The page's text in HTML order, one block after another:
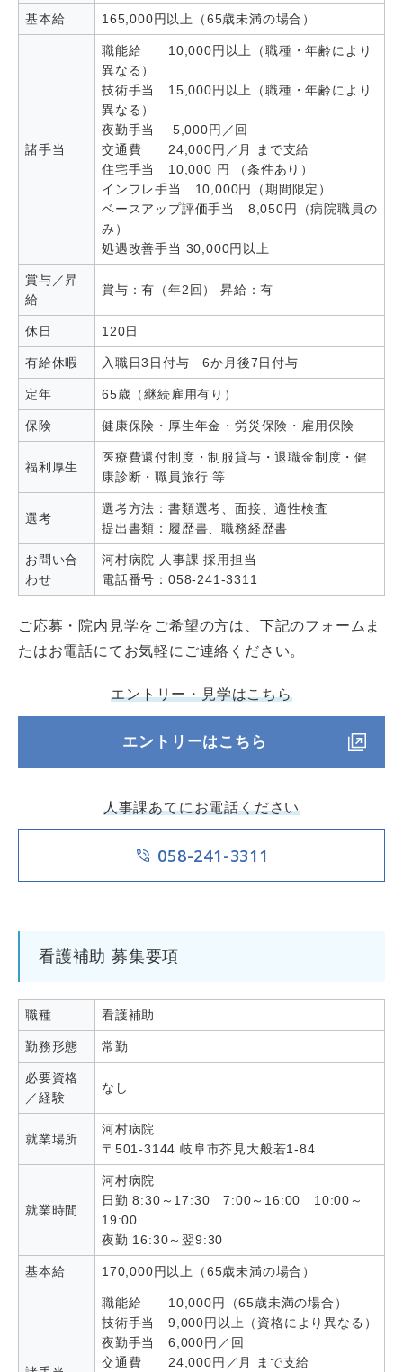
基本給 165,000円以上（65歳未満の場合）
諸手当
職能給 10,000円以上（職種・年齢により
異なる）
技術手当 15,000円以上（職種・年齢により
異なる）
夜勤手当 5,000円／回
交通費 24,000円／月 まで支給
住宅手当 10,000 円 （条件あり）
インフレ手当 10,000円（期間限定）
ベースアップ評価手当 8,050円（病院職員の
み）
処遇改善手当 30,000円以上
賞与／昇
給
賞与：有（年2回） 昇給：有
休日 120日
有給休暇 入職日3日付与 6か月後7日付与
定年 65歳（継続雇用有り）
保険 健康保険・厚生年金・労災保険・雇用保険
福利厚生
医療費還付制度・制服貸与・退職金制度・健
康診断・職員旅行 等
選考
選考方法：書類選考、面接、適性検査
提出書類：履歴書、職務経歴書
お問い合
わせ
河村病院 人事課 採用担当
電話番号：058-241-3311
ご応募・院内見学をご希望の方は、下記のフォームま
たはお電話にてお気軽にご連絡ください。
エントリー・見学はこちら
エントリーはこちら
人事課あてにお電話ください
058-241-3311
看護補助 募集要項
職種 看護補助
勤務形態 常勤
必要資格
／経験
なし
就業場所
河村病院
〒501-3144 岐阜市芥見大般若1-84
就業時間
河村病院
日勤 8:30～17:30 7:00～16:00 10:00～
19:00
夜勤 16:30～翌9:30
基本給 170,000円以上（65歳未満の場合）
職能給 10,000円（65歳未満の場合）
技術手当 9,000円以上（資格により異なる）
夜勤手当 6,000円／回
交通費 24,000円／月 まで支給